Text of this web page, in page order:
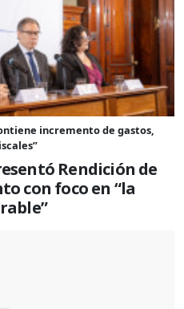
incremento de gastos,
Rendición de
con foco en “la